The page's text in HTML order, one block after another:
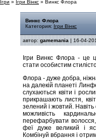
Ігри » Ігри Вінкс » Винкс Флора
Винкс Флора
Категория: Ігри Вінкс
автор: gamemania | 16-04-
Ігри Винкс Флора - це
стати особистим
Флора - дуже добра,
на далекій планеті
слухаються квіти і
прикрашають листя,
зелений і жовтий.
можливість
перефарбувати волосся,
феї дуже великий і
Комбінуй вбрання і